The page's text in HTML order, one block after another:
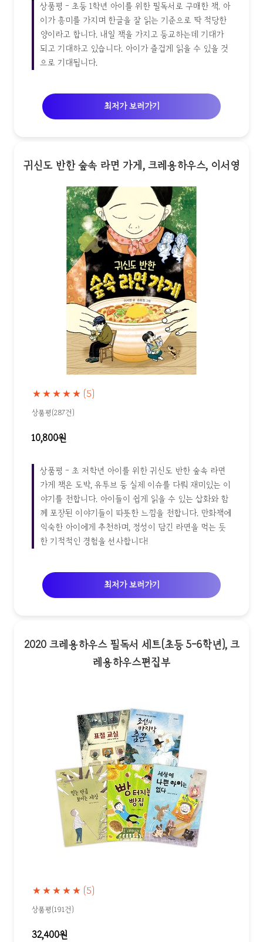
상품평 - 초등 1학년 아이를 위한 필독서로 구매한 책. 아
이가 흥미를 가지며 한글을 잘 읽는 기준으로 딱 적당한
양이라고 합니다. 내일 책을 가지고 등교하는데 기대가
되고 기대하고 있습니다. 아이가 즐겁게 읽을 수 있을 것
으로 기대됩니다.
최저가 보러가기
귀신도 반한 숲속 라면 가게, 크레용하우스, 이서영
★★★★★ (5)
상품평(287건)
10,800원
상품평 - 초 저학년 아이를 위한 귀신도 반한 숲속 라면
가게 책은 도박, 유투브 등 실제 이슈를 다뤄 재미있는 이
야기를 전합니다. 아이들이 쉽게 읽을 수 있는 삽화와 함
께 포장된 이야기들이 따뜻한 느낌을 전합니다. 만화책에
익숙한 아이에게 추천하며, 정성이 담긴 라면을 먹는 듯
한 기적적인 경험을 선사합니다!
최저가 보러가기
2020 크레용하우스 필독서 세트(초등 5-6학년), 크
레용하우스편집부
★★★★★ (5)
상품평(191건)
32,400원